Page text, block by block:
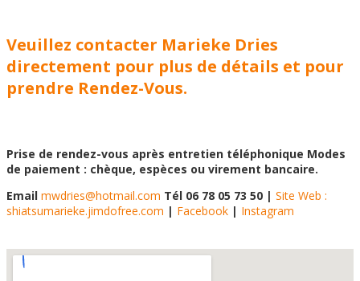
Veuillez contacter Marieke Dries
directement pour plus de détails et pour
prendre Rendez-Vous.
Prise de rendez-vous après entretien téléphonique Modes
de paiement : chèque, espèces ou virement bancaire.
Email mwdries@hotmail.com Tél 06 78 05 73 50 | Site Web :
shiatsumarieke.jimdofree.com | Facebook | Instagram